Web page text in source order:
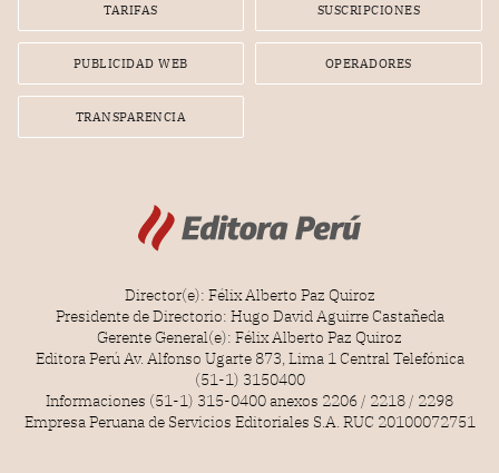
TARIFAS SUSCRIPCIONES
PUBLICIDAD WEB OPERADORES
TRANSPARENCIA
Director(e): Félix Alberto Paz Quiroz
Presidente de Directorio: Hugo David Aguirre Castañeda
Gerente General(e): Félix Alberto Paz Quiroz
Editora Perú Av. Alfonso Ugarte 873, Lima 1 Central Telefónica
(51-1) 3150400
Informaciones (51-1) 315-0400 anexos 2206 / 2218 / 2298
Empresa Peruana de Servicios Editoriales S.A. RUC 20100072751